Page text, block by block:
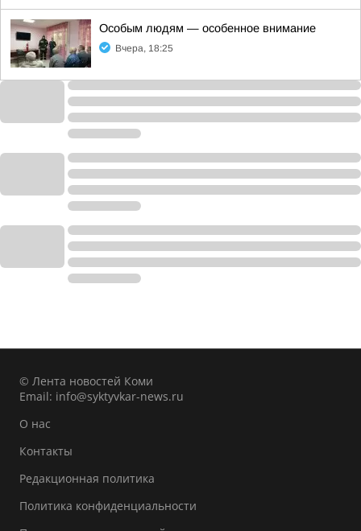
Особым людям — особенное внимание
Вчера, 18:25
© Лента новостей Коми
Email: info@syktyvkar-news.ru
О нас
Контакты
Редакционная политика
Политика конфиденциальности